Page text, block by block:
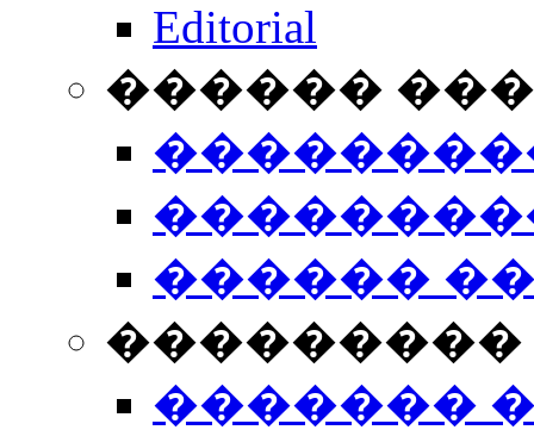
Editorial
������
������
���������
�������